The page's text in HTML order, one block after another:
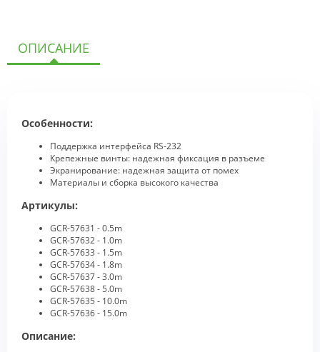
ОПИСАНИЕ
Особенности:
Поддержка интерфейса RS-232
Крепежные винты: надежная фиксация в разъеме
Экранирование: надежная защита от помех
Материалы и сборка высокого качества
Артикулы:
GCR-57631 - 0.5m
GCR-57632 - 1.0m
GCR-57633 - 1.5m
GCR-57634 - 1.8m
GCR-57637 - 3.0m
GCR-57638 - 5.0m
GCR-57635 - 10.0m
GCR-57636 - 15.0m
Описание: